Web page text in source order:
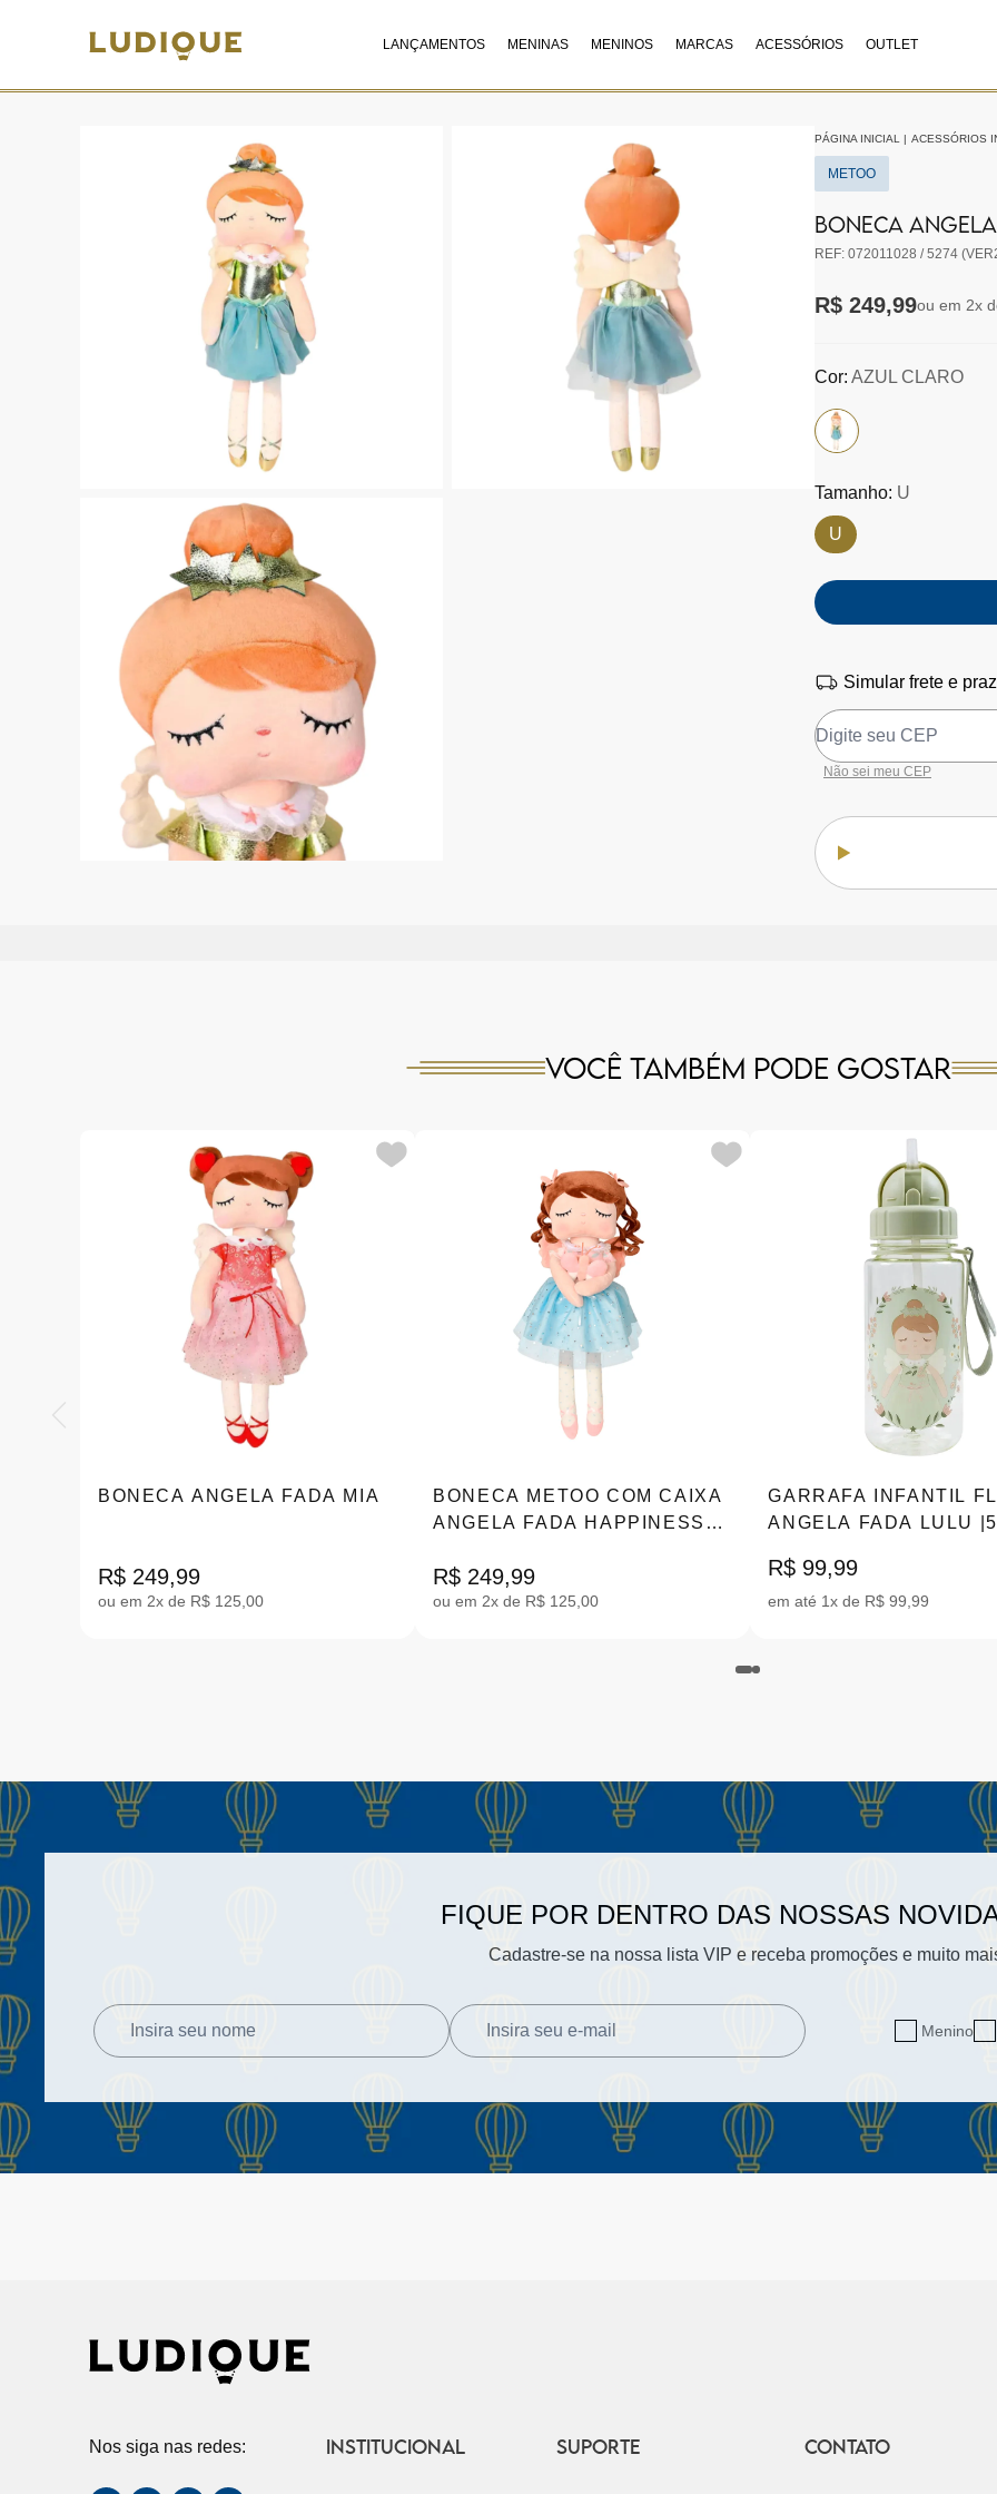
LANÇAMENTOS MENINAS MENINOS MARCAS ACESSÓRIOS OUTLET
PÁGINA INICIAL | ACESSÓRIOS
METOO
BONECA
REF: 072011028 / 5274
R$ 249,99ou em 2x
Cor: AZUL CLARO
Tamanho: U
U
Simular frete e
Não sei meu CEP
Você também pode gostar
BONECA ANGELA FADA MIA
R$ 249,99
ou em 2x de R$ 125,00
BONECA METOO COM CAIXA
ANGELA FADA HAPPINESS
R$ 249,99
ou em 2x de R$ 125,00
GARRAFA INFANTIL
ANGELA FADA LULU
R$ 99,99
em até 1x de R$ 99,99
FIQUE POR DENTRO DAS NOSSAS
Cadastre-se na nossa lista VIP e receba promoções e muito
Menino
Nos siga nas redes: INSTITUCIONAL SUPORTE CONTATO